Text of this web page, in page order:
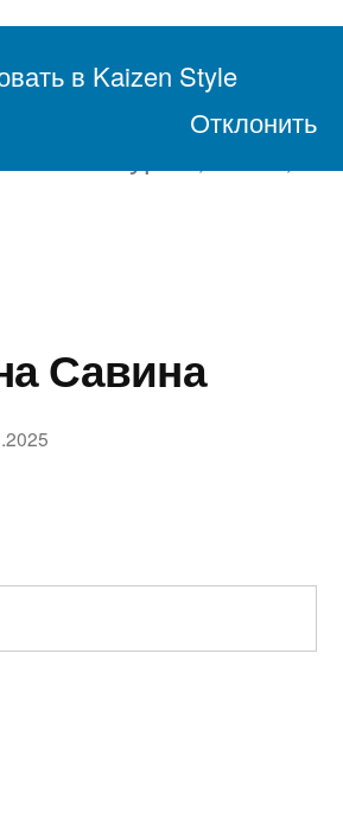
в Kaizen Style
Отклонить
Жизни
Савина